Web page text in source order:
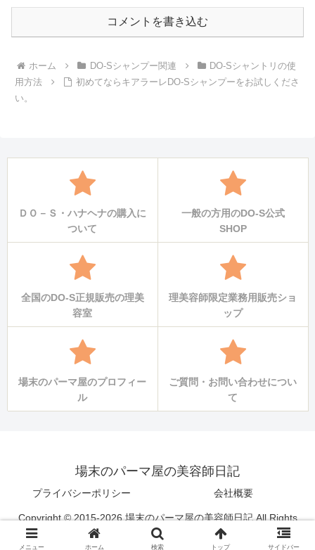
コメントを書き込む
ホーム DO-Sシャンプー関連
DO-Sシャントリの使
用方法
初めてならキアラーレDO-Sシャンプーをお試しくださ
い。
ＤＯ－Ｓ・ハナヘナの購入に
ついて
一般の方用のDO-S公式
SHOP
全国のDO-S正規販売の理美
容室
理美容師限定業務用販売ショ
ップ
場末のパーマ屋のプロフィー
ル
ご質問・お問い合わせについ
て
場末のパーマ屋の美容師日記
プライバシーポリシー 会社概要
Copyright © 2015-2026 場末のパーマ屋の美容師日記 All Rights
Reserved.
メニュー ホーム 検索 トップ サイドバー